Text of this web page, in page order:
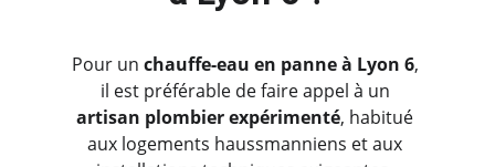
Pour un chauffe-eau en panne à Lyon 6,
il est préférable de faire appel à un
artisan plombier expérimenté, habitué
aux logements haussmanniens et aux